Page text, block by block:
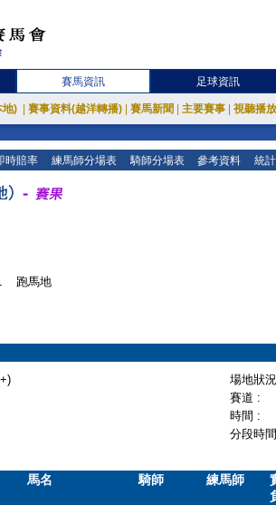
賽馬資訊 足球資訊
地) 賽事資料(越洋轉播) 賽馬新聞 主要賽事 視聽播
時賠率 練馬師分場表 騎師分場表 參考資料 統
跑馬地
場地狀
賽道 :
時間 :
分段時
馬名 騎師 練馬師